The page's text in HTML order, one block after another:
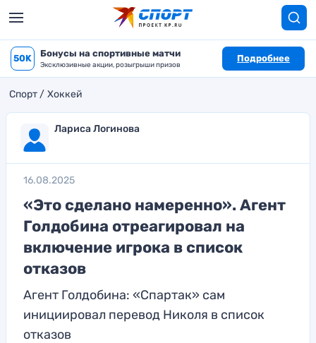
50K Бонусы на спортивные матчи
Эксклюзивные акции, розыгрыши призов
Подробнее
Спорт Хоккей
Лариса Логинова
16.08.2025
«Это сделано намеренно». Агент
Голдобина отреагировал на
включение игрока в список
отказов
Агент Голдобина: «Спартак» сам
инициировал перевод Николя в список
отказов